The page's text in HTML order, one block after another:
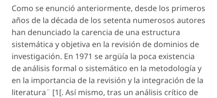
Como se enunció anteriormente, desde los primeros
años de la década de los setenta numerosos autores
han denunciado la carencia de una estructura
sistemática y objetiva en la revisión de dominios de
investigación. En 1971 se argüía la poca existencia
de análisis formal o sistemático en la metodología y
en la importancia de la revisión y la integración de la
literatura¨ [1[. Así mismo, tras un análisis crítico de